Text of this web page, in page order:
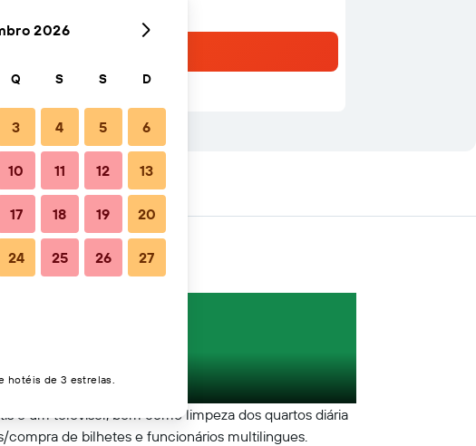
e um televisor, bem como limpeza dos quartos diária
compra de bilhetes e funcionários multilingues.
2026
Q S S D
3 4 5 6
10 11 12 13
17 18 19 20
24 25 26 27
hotéis de 3 estrelas.